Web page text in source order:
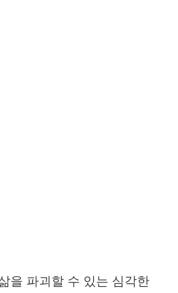
을 파괴할 수 있는 심각한